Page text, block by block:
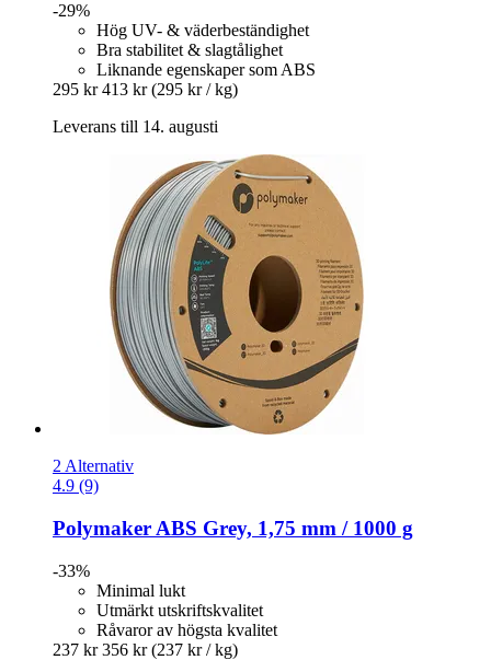
-29%
Hög UV- & väderbeständighet
Bra stabilitet & slagtålighet
Liknande egenskaper som ABS
295 kr 413 kr (295 kr / kg)
Leverans till 14. augusti
2 Alternativ
4.9 (9)
Polymaker ABS Grey, 1,75 mm / 1000 g
-33%
Minimal lukt
Utmärkt utskriftskvalitet
Råvaror av högsta kvalitet
237 kr 356 kr (237 kr / kg)